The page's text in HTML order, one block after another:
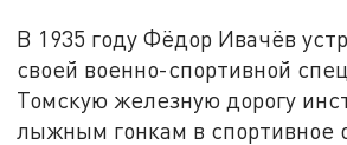
В 1935 году Фёдор Ивачёв
своей военно-спортивной
Томскую железную дорогу
лыжным гонкам в спортивное